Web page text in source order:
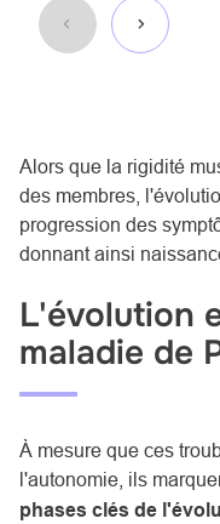
Alors que la rigidité
des membres,
progression des
donnant ainsi
L'évolution
maladie de
À mesure que ces
l'autonomie, ils
phases clés de